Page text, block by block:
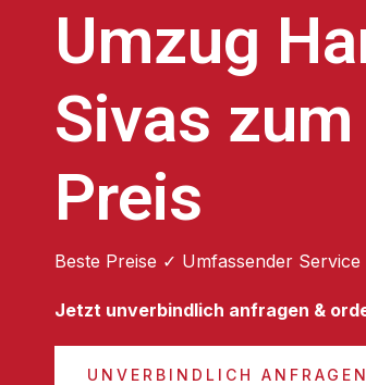
Umzug
Sivas
Preis
Beste Preise ✓ Umfassender
Jetzt unverbindlich anfragen &
UNVERBINDLICH ANFRAGEN